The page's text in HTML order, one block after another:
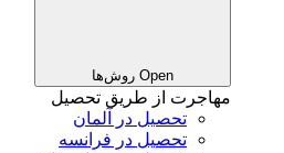
Open روش‌ها
مهاجرت از طریق تحصیل
تحصیل در آلمان
تحصیل در فرانسه